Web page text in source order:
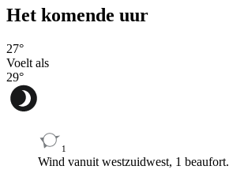
Het komende uur
27°
Voelt als
29°
1
Wind vanuit westzuidwest, 1 beaufort.